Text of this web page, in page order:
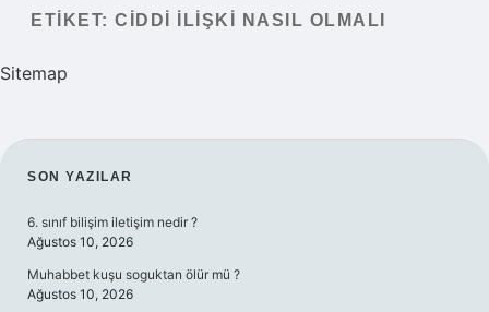
ETIKET: CIDDI ILIŞKI NASIL OLMALI
Sitemap
SIDEBAR
SON YAZILAR
6. sınıf bilişim iletişim nedir ?
Ağustos 10, 2026
Muhabbet kuşu soguktan ölür mü ?
Ağustos 10, 2026